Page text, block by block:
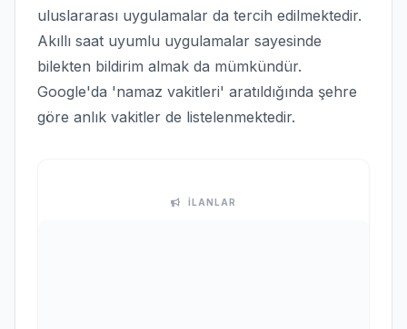
uluslararası uygulamalar da tercih edilmektedir.
Akıllı saat uyumlu uygulamalar sayesinde
bilekten bildirim almak da mümkündür.
Google'da 'namaz vakitleri' aratıldığında şehre
göre anlık vakitler de listelenmektedir.
İLANLAR